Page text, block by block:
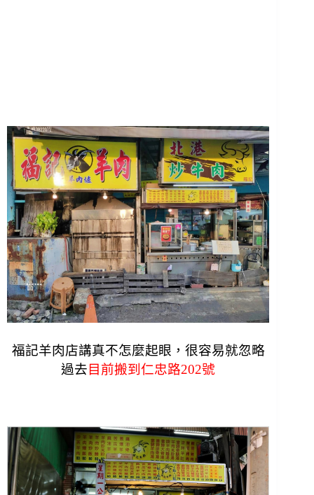
福記羊肉店講真不怎麼起眼，很容易就忽略
過去 目前搬到仁忠路202號